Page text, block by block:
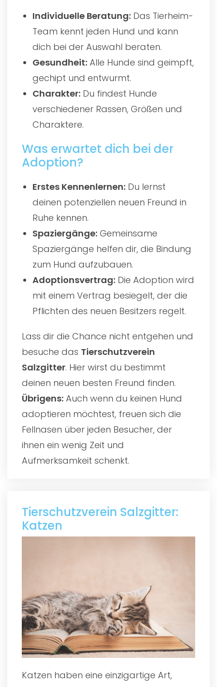
Individuelle Beratung: Das Tierheim-
Team kennt jeden Hund und kann
dich bei der Auswahl beraten.
Gesundheit: Alle Hunde sind geimpft,
gechipt und entwurmt.
Charakter: Du findest Hunde
verschiedener Rassen, Größen und
Charaktere.
Was erwartet dich bei der
Adoption?
Erstes Kennenlernen: Du lernst
deinen potenziellen neuen Freund in
Ruhe kennen.
Spaziergänge: Gemeinsame
Spaziergänge helfen dir, die Bindung
zum Hund aufzubauen.
Adoptionsvertrag: Die Adoption wird
mit einem Vertrag besiegelt, der die
Pflichten des neuen Besitzers regelt.
Lass dir die Chance nicht entgehen und
besuche das Tierschutzverein
Salzgitter. Hier wirst du bestimmt
deinen neuen besten Freund finden.
Übrigens: Auch wenn du keinen Hund
adoptieren möchtest, freuen sich die
Fellnasen über jeden Besucher, der
ihnen ein wenig Zeit und
Aufmerksamkeit schenkt.
Tierschutzverein Salzgitter:
Katzen
Katzen haben eine einzigartige Art,